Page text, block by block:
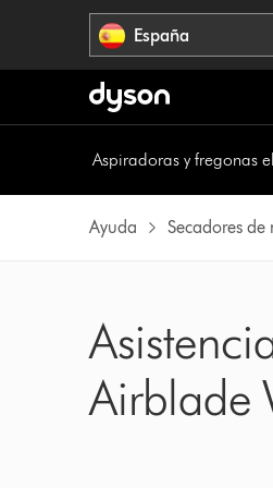
España
Aspiradoras y fregonas
Ayuda Secadores de
Airblade